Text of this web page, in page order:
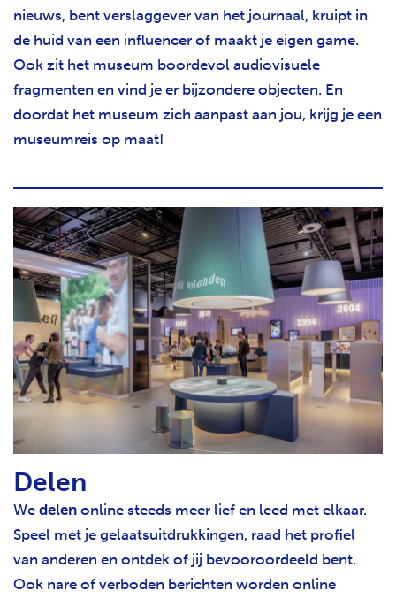
nieuws, bent verslaggever van het journaal, kruipt in
de huid van een influencer of maakt je eigen game.
Ook zit het museum boordevol audiovisuele
fragmenten en vind je er bijzondere objecten. En
doordat het museum zich aanpast aan jou, krijg je een
museumreis op maat!
Delen
We delen online steeds meer lief en leed met elkaar.
Speel met je gelaatsuitdrukkingen, raad het profiel
van anderen en ontdek of jij bevooroordeeld bent.
Ook nare of verboden berichten worden online